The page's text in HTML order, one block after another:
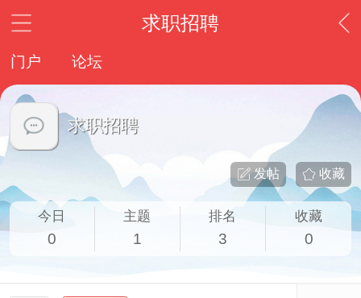
求职招聘
门户 论坛
求职招聘
收藏
发帖
今日
0
主题
1
排名
3
收藏
0